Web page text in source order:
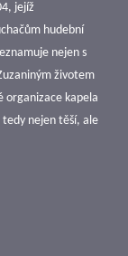
jejíž
hudební
nejen s
životem
organizace kapela
tedy nejen těší, ale